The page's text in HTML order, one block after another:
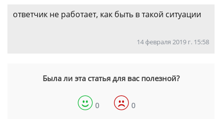
ответчик не работает, как быть в такой ситуации
14 февраля 2019 г. 15:58
Была ли эта статья для вас полезной?
0 0